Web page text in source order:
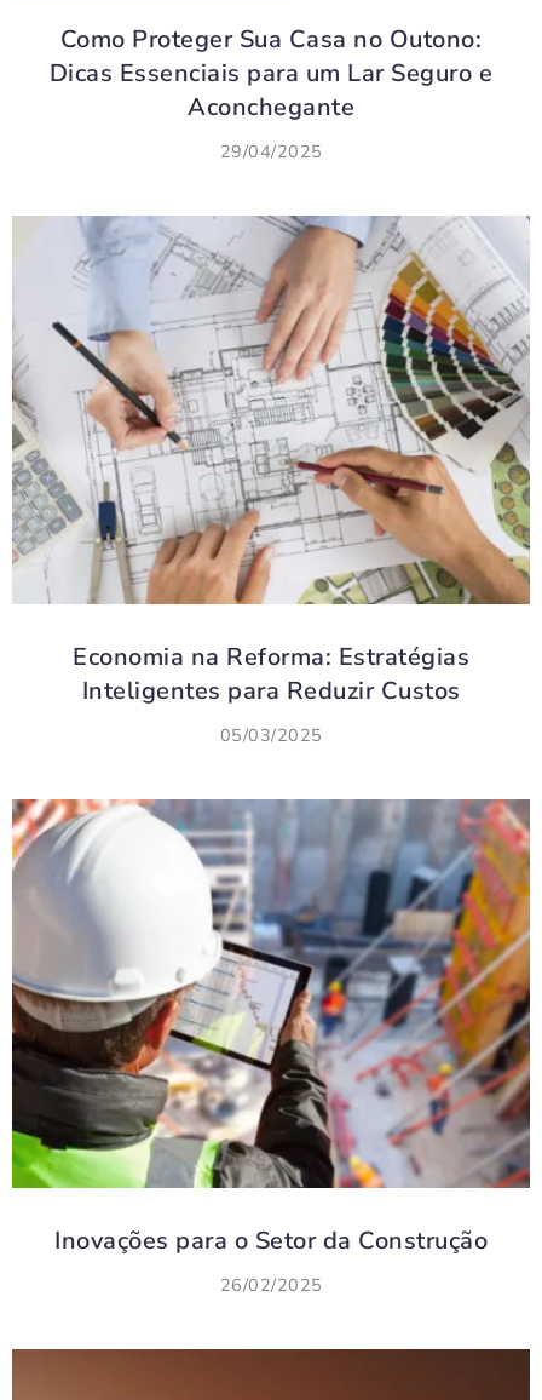
Como Proteger Sua Casa no Outono:
Dicas Essenciais para um Lar Seguro e
Aconchegante
29/04/2025
Economia na Reforma: Estratégias
Inteligentes para Reduzir Custos
05/03/2025
Inovações para o Setor da Construção
26/02/2025